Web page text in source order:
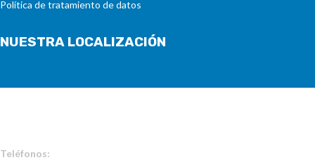
Política de tratamiento de datos
NUESTRA LOCALIZACIÓN
Teléfonos: